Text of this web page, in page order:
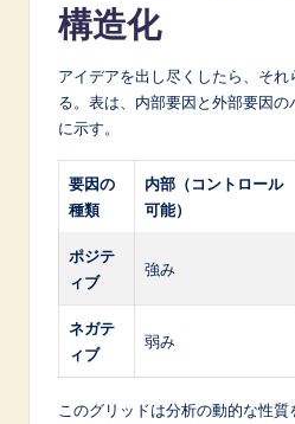
構造化
アイデアを出し尽くしたら、そ
る。表は、内部要因と外部要因
に示す。
要因の
種類
内部（コントロール
可能）
ポジテ
ィブ
強み
ネガテ
ィブ
弱み
このグリッドは分析の動的な性